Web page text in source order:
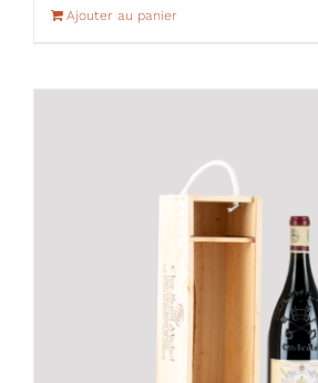
Ajouter au panier